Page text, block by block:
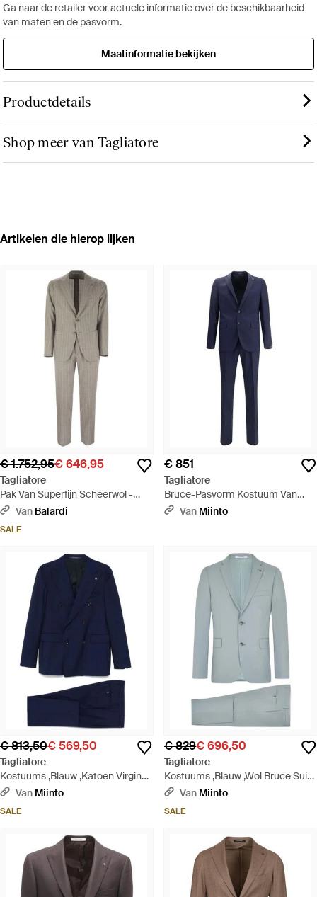
Ga naar de retailer voor actuele informatie over de beschikbaarheid
van maten en de pasvorm.
Maatinformatie bekijken
Productdetails
Shop meer van Tagliatore
Artikelen die hierop lijken
€ 1.752,95€ 646,95
Tagliatore
Pak Van Superfijn Scheerwol -
GrijsVan Balardi
SALE
€ 851
Tagliatore
Bruce-Pasvorm Kostuum Van
Maagdelijke Wol Met Inkeping
Van Miinto
€ 813,50€ 569,50
Tagliatore
Kostuums ,Blauw ,Katoen Virgin
Wool Suit - Blauw
Van Miinto
SALE
€ 829€ 696,50
Tagliatore
Kostuums ,Blauw ,Wol Bruce Suit -
Blauw
Van Miinto
SALE